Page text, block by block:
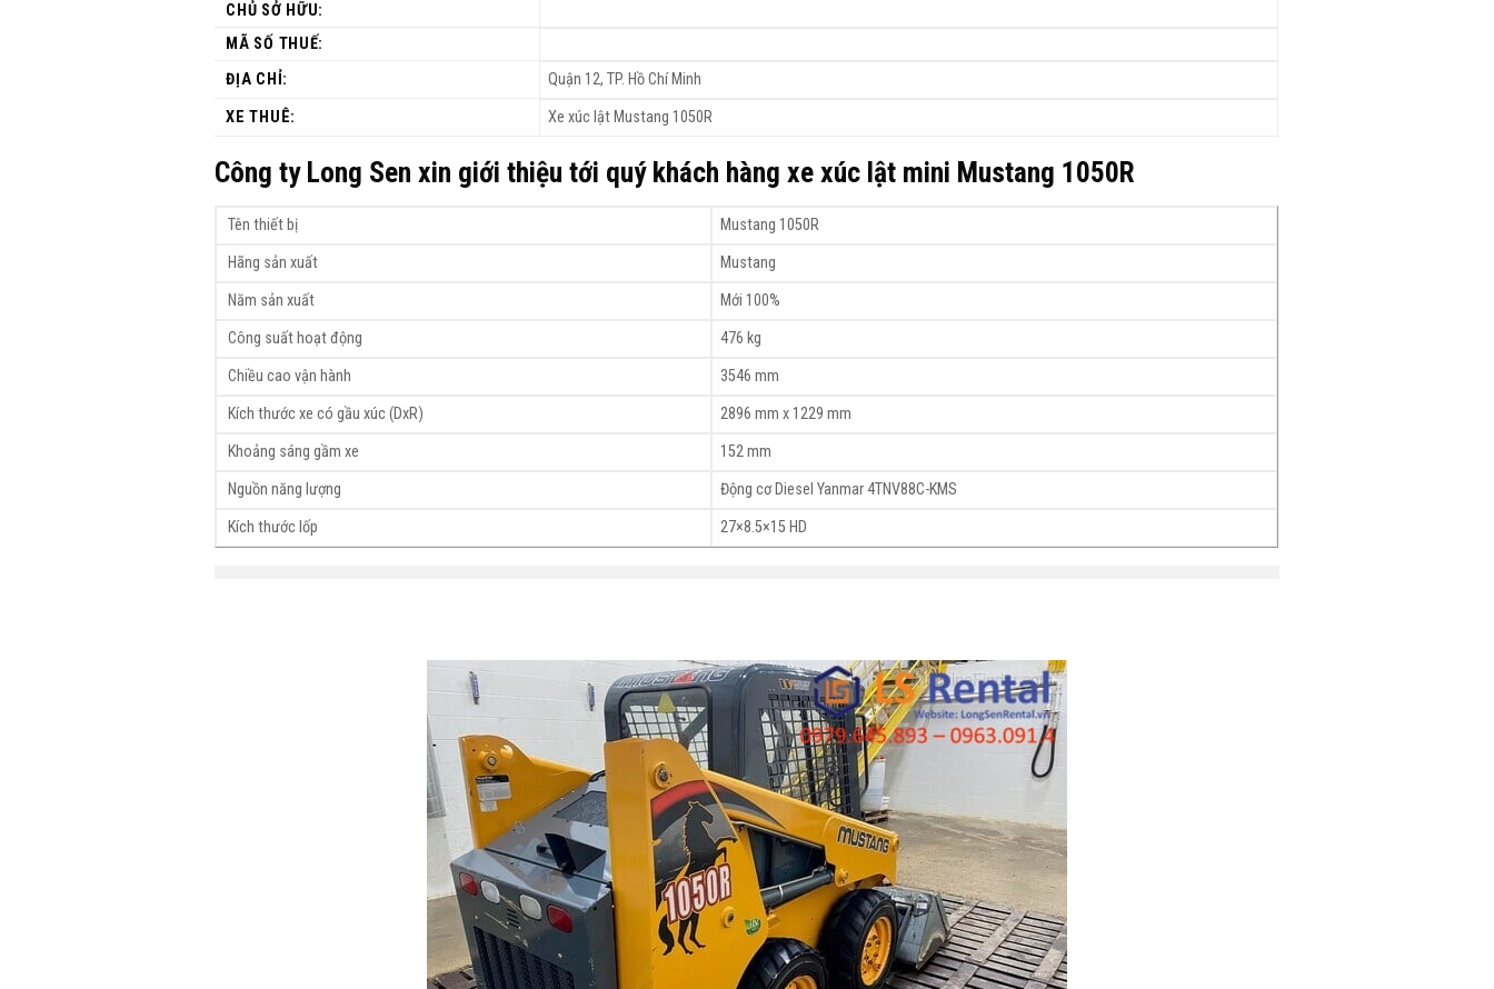
CHỦ SỞ HỮU:
MÃ SỐ THUẾ:
ĐỊA CHỈ:
Quận 12, TP. Hồ Chí Minh
XE THUÊ:
Xe xúc lật Mustang 1050R
Công ty Long Sen xin giới thiệu tới quý khách hàng xe xúc lật mini Mustang 1050R
Tên thiết bị
Mustang 1050R
Hãng sản xuất
Mustang
Năm sản xuất
Mới 100%
Công suất hoạt động
476 kg
Chiều cao vận hành
3546 mm
Kích thước xe có gầu xúc (DxR)
2896 mm x 1229 mm
Khoảng sáng gầm xe
152 mm
Nguồn năng lượng
Động cơ Diesel Yanmar 4TNV88C-KMS
Kích thước lốp
27×8.5×15 HD